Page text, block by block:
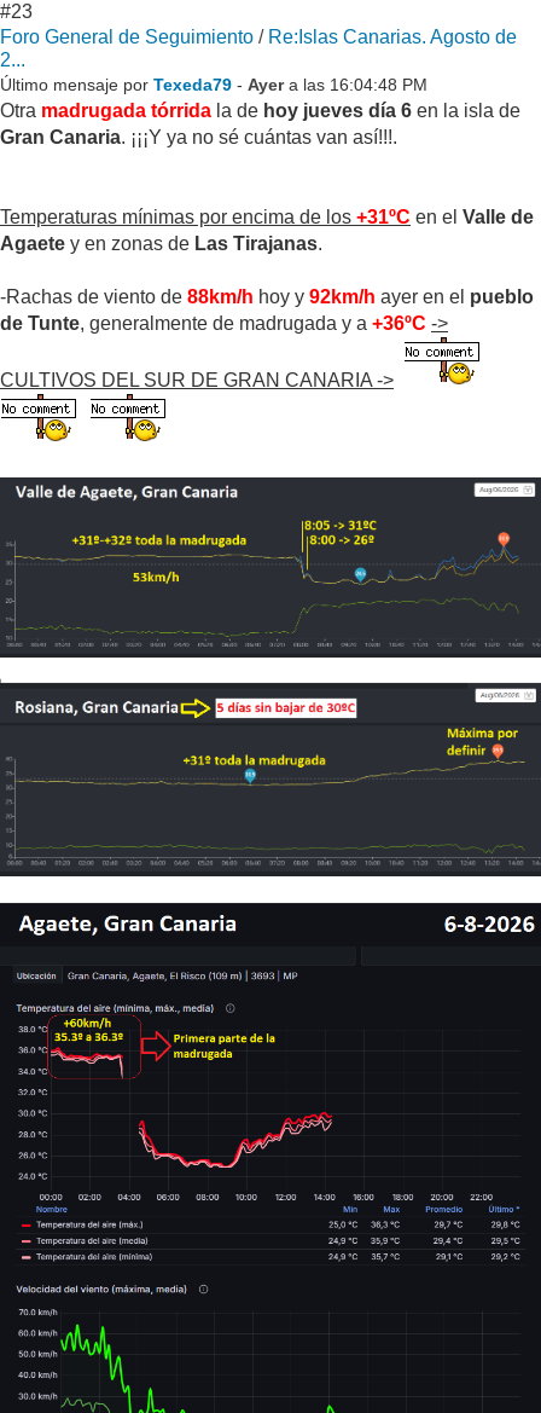
#23
Foro General de Seguimiento / Re:Islas Canarias. Agosto de
2...
Último mensaje por Texeda79 - Ayera las 16:04:48 PM
Otra madrugada tórrida la de hoy jueves día 6 en la isla de
Gran Canaria. ¡¡¡Y ya no sé cuántas van así!!!.
Temperaturas mínimas por encima de los +31ºC en el Valle de
Agaete y en zonas de Las Tirajanas.
-Rachas de viento de 88km/h hoy y 92km/h ayer en el pueblo
de Tunte, generalmente de madrugada y a +36ºC ->
CULTIVOS DEL SUR DE GRAN CANARIA ->